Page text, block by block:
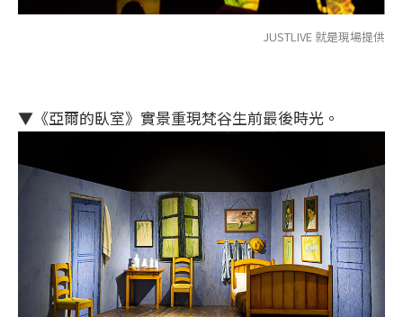
JUSTLIVE 就是現場提供
▼《亞爾的臥室》實景重現梵谷生前最後時光。